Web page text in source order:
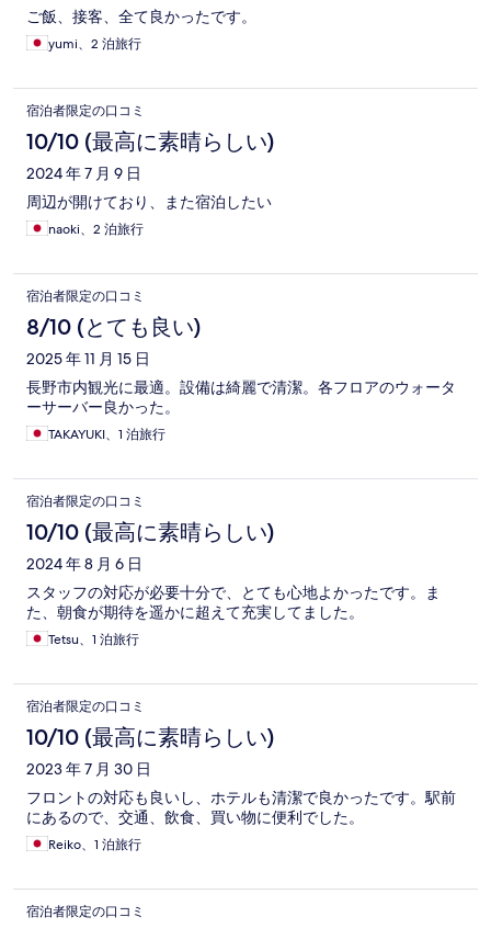
ご飯、接客、全て良かったです。
yumi、2 泊旅行
宿泊者限定の口コミ
10/10 (最高に素晴らしい)
2024 年 7 月 9 日
周辺が開けており、また宿泊したい
naoki、2 泊旅行
宿泊者限定の口コミ
8/10 (とても良い)
2025 年 11 月 15 日
長野市内観光に最適。設備は綺麗で清潔。各フロアのウォータ
ーサーバー良かった。
TAKAYUKI、1 泊旅行
宿泊者限定の口コミ
10/10 (最高に素晴らしい)
2024 年 8 月 6 日
スタッフの対応が必要十分で、とても心地よかったです。ま
た、朝食が期待を遥かに超えて充実してました。
Tetsu、1 泊旅行
宿泊者限定の口コミ
10/10 (最高に素晴らしい)
2023 年 7 月 30 日
フロントの対応も良いし、ホテルも清潔で良かったです。駅前
にあるので、交通、飲食、買い物に便利でした。
Reiko、1 泊旅行
宿泊者限定の口コミ